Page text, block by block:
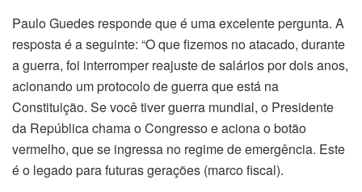
Paulo Guedes responde que é uma excelente pergunta. A
resposta é a seguinte: “O que fizemos no atacado, durante
a guerra, foi interromper reajuste de salários por dois anos,
acionando um protocolo de guerra que está na
Constituição. Se você tiver guerra mundial, o Presidente
da República chama o Congresso e aciona o botão
vermelho, que se ingressa no regime de emergência. Este
é o legado para futuras gerações (marco fiscal).